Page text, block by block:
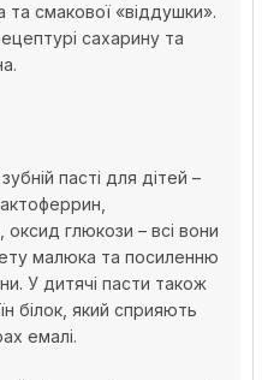
смакової «віддушки».
сахарину та
пасті для дітей –
глюкози – всі вони
малюка та посиленню
У дитячі пасти також
білок, який сприяють
емалі.